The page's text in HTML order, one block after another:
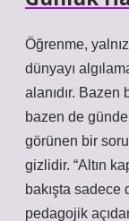
Öğrenme,
dünyayı
alanıdır. Bazen
bazen de
görünen bir
gizlidir. “Altın
bakışta sadece
pedagojik